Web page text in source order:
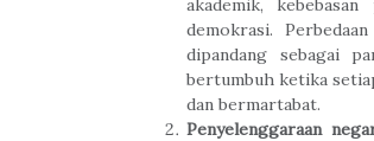
demokrasi.
dipandang sebagai
bertumbuh ketika
dan bermartabat.
Penyelenggaraan